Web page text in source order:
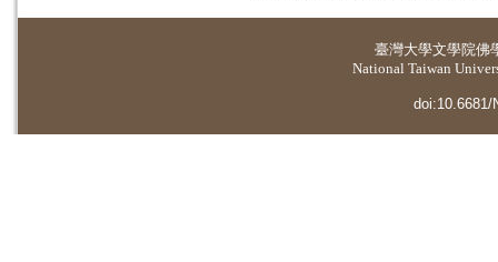
臺灣大學文學院佛
National Taiwan
doi:10.6681/